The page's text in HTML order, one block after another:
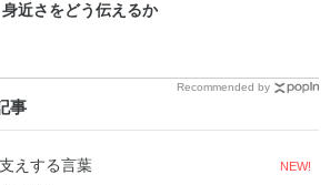
身近さをどう伝えるか
Recommended by
事
えする言葉 NEW!